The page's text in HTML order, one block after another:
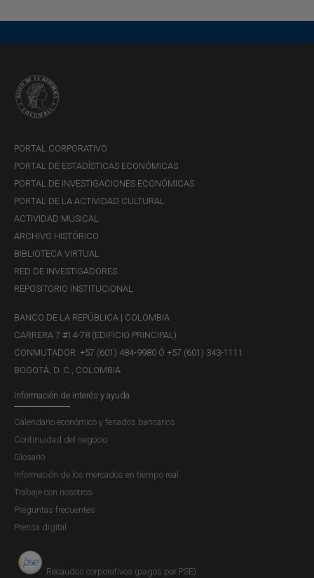
Preguntas frecuentes
PORTAL CORPORATIVO
PORTAL DE ESTADÍSTICAS ECONÓMICAS
PORTAL DE INVESTIGACIONES ECONÓMICAS
PORTAL DE LA ACTIVIDAD CULTURAL
ACTIVIDAD MUSICAL
ARCHIVO HISTÓRICO
BIBLIOTECA VIRTUAL
RED DE INVESTIGADORES
REPOSITORIO INSTITUCIONAL
BANCO DE LA REPÚBLICA | COLOMBIA
CARRERA 7 #14-78 (EDIFICIO PRINCIPAL)
CONMUTADOR: +57 (601) 484-9980 Ó +57 (601) 343-1111
BOGOTÁ, D. C., COLOMBIA
Información de interés y ayuda
Calendario económico y feriados bancarios
Continuidad del negocio
Glosario
Información de los mercados en tiempo real
Trabaje con nosotros
Preguntas frecuentes
Prensa digital
Recaudos corporativos (pagos por PSE)